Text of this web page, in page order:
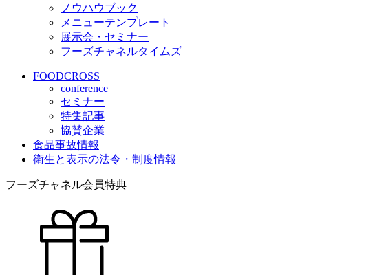
ノウハウブック
メニューテンプレート
展示会・セミナー
フーズチャネルタイムズ
FOODCROSS
conference
セミナー
特集記事
協賛企業
食品事故情報
衛生と表示の法令・制度情報
フーズチャネル会員特典